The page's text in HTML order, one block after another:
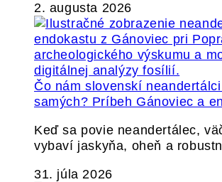
2. augusta 2026
Čo nám slovenskí
samých? Príbeh Gánoviec a
Keď sa povie neandertálec,
vybaví jaskyňa, oheň a
31. júla 2026